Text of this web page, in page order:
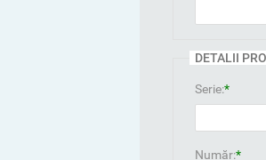
DETALII
Serie:*
Număr:*